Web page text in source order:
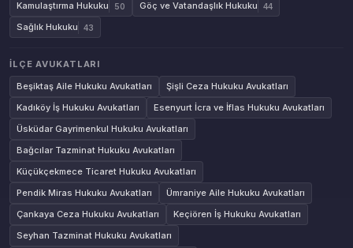
Kamulaştırma Hukuku 50 Göç ve Vatandaşlık Hukuku 44
Sağlık Hukuku 43
İLÇE AVUKATLARI
Beşiktaş Aile Hukuku Avukatları
Şişli Ceza Hukuku Avukatları
Kadıköy İş Hukuku Avukatları
Esenyurt İcra ve İflas Hukuku Avukatları
Üsküdar Gayrimenkul Hukuku Avukatları
Bağcılar Tazminat Hukuku Avukatları
Küçükçekmece Ticaret Hukuku Avukatları
Pendik Miras Hukuku Avukatları
Ümraniye Aile Hukuku Avukatları
Çankaya Ceza Hukuku Avukatları
Keçiören İş Hukuku Avukatları
Seyhan Tazminat Hukuku Avukatları